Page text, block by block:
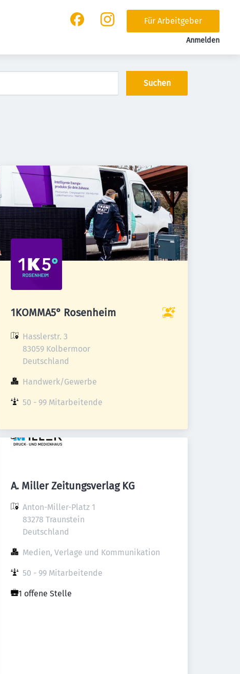
Für Arbeitgeber
Anmelden
Suchen
1KOMMA5° Rosenheim
Hasslerstr. 3
83059 Kolbermoor
Deutschland
Handwerk/Gewerbe
50 - 99 Mitarbeitende
A. Miller Zeitungsverlag KG
Anton-Miller-Platz 1
83278 Traunstein
Deutschland
Medien, Verlage und Kommunikation
50 - 99 Mitarbeitende
1 offene Stelle